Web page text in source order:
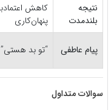
نتیجه
بلندمدت
کاهش
پنهان‌کاری
پیام عاطفی “تو بد هستی”
سوالات متداول